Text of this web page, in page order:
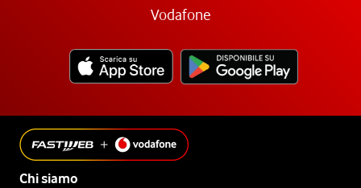
Vodafone
Chi siamo